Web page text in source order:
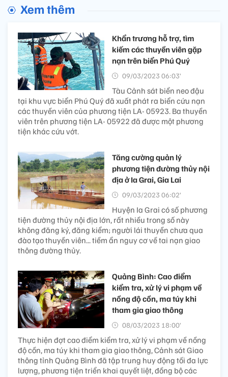
Xem thêm
Khẩn trương hỗ trợ, tìm
kiếm các thuyền viên gặp
nạn trên biển Phú Quý
09/03/2023 06:03’
Tàu Cảnh sát biển neo đậu
tại khu vực biển Phú Quý đã xuất phát ra biển cứu nạn
các thuyền viên của phương tiện LA- 05923. Ba thuyền
viên trên phương tiện LA- 05922 đã được một phương
tiện khác cứu vớt.
Tăng cường quản lý
phương tiện đường thủy nội
địa ở Ia Grai, Gia Lai
09/03/2023 06:02’
Huyện Ia Grai có số phương
tiện đường thủy nội địa lớn, rất nhiều trong số này
không đăng ký, đăng kiểm; người lái thuyền chưa qua
đào tạo thuyền viên... tiềm ẩn nguy cơ về tai nạn giao
thông đường thủy.
Quảng Bình: Cao điểm
kiểm tra, xử lý vi phạm về
nồng độ cồn, ma túy khi
tham gia giao thông
08/03/2023 18:00’
Thực hiện đợt cao điểm kiểm tra, xử lý vi phạm về nồng
độ cồn, ma túy khi tham gia giao thông, Cảnh sát Giao
thông tỉnh Quảng Bình đã tập trung huy động tối đa lực
lượng, phương tiện triển khai quyết liệt, đồng bộ các